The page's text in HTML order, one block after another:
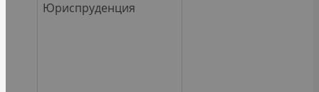
Юриспруденция